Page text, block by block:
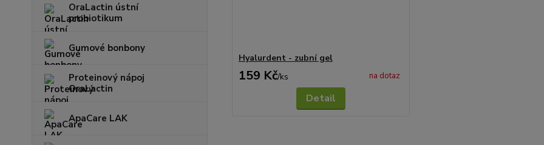
OraLactin ústní
probiotikum
Gumové bonbony
Proteinový nápoj
OraLactin
ApaCare LAK
Hyalurdent - zubní gel
159 Kč/ks na dotaz
Detail